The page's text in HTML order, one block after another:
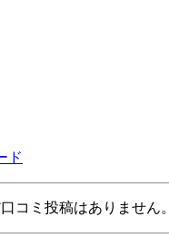
ド
コミ投稿はありません。